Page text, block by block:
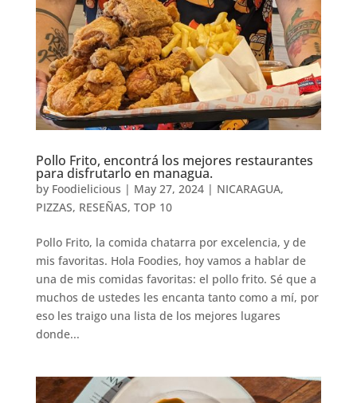
Pollo Frito, encontrá los mejores restaurantes
para disfrutarlo en managua.
by Foodielicious | May 27, 2024| NICARAGUA,
PIZZAS, RESEÑAS, TOP 10
Pollo Frito, la comida chatarra por excelencia, y de
mis favoritas. Hola Foodies, hoy vamos a hablar de
una de mis comidas favoritas: el pollo frito. Sé que a
muchos de ustedes les encanta tanto como a mí, por
eso les traigo una lista de los mejores lugares
donde...